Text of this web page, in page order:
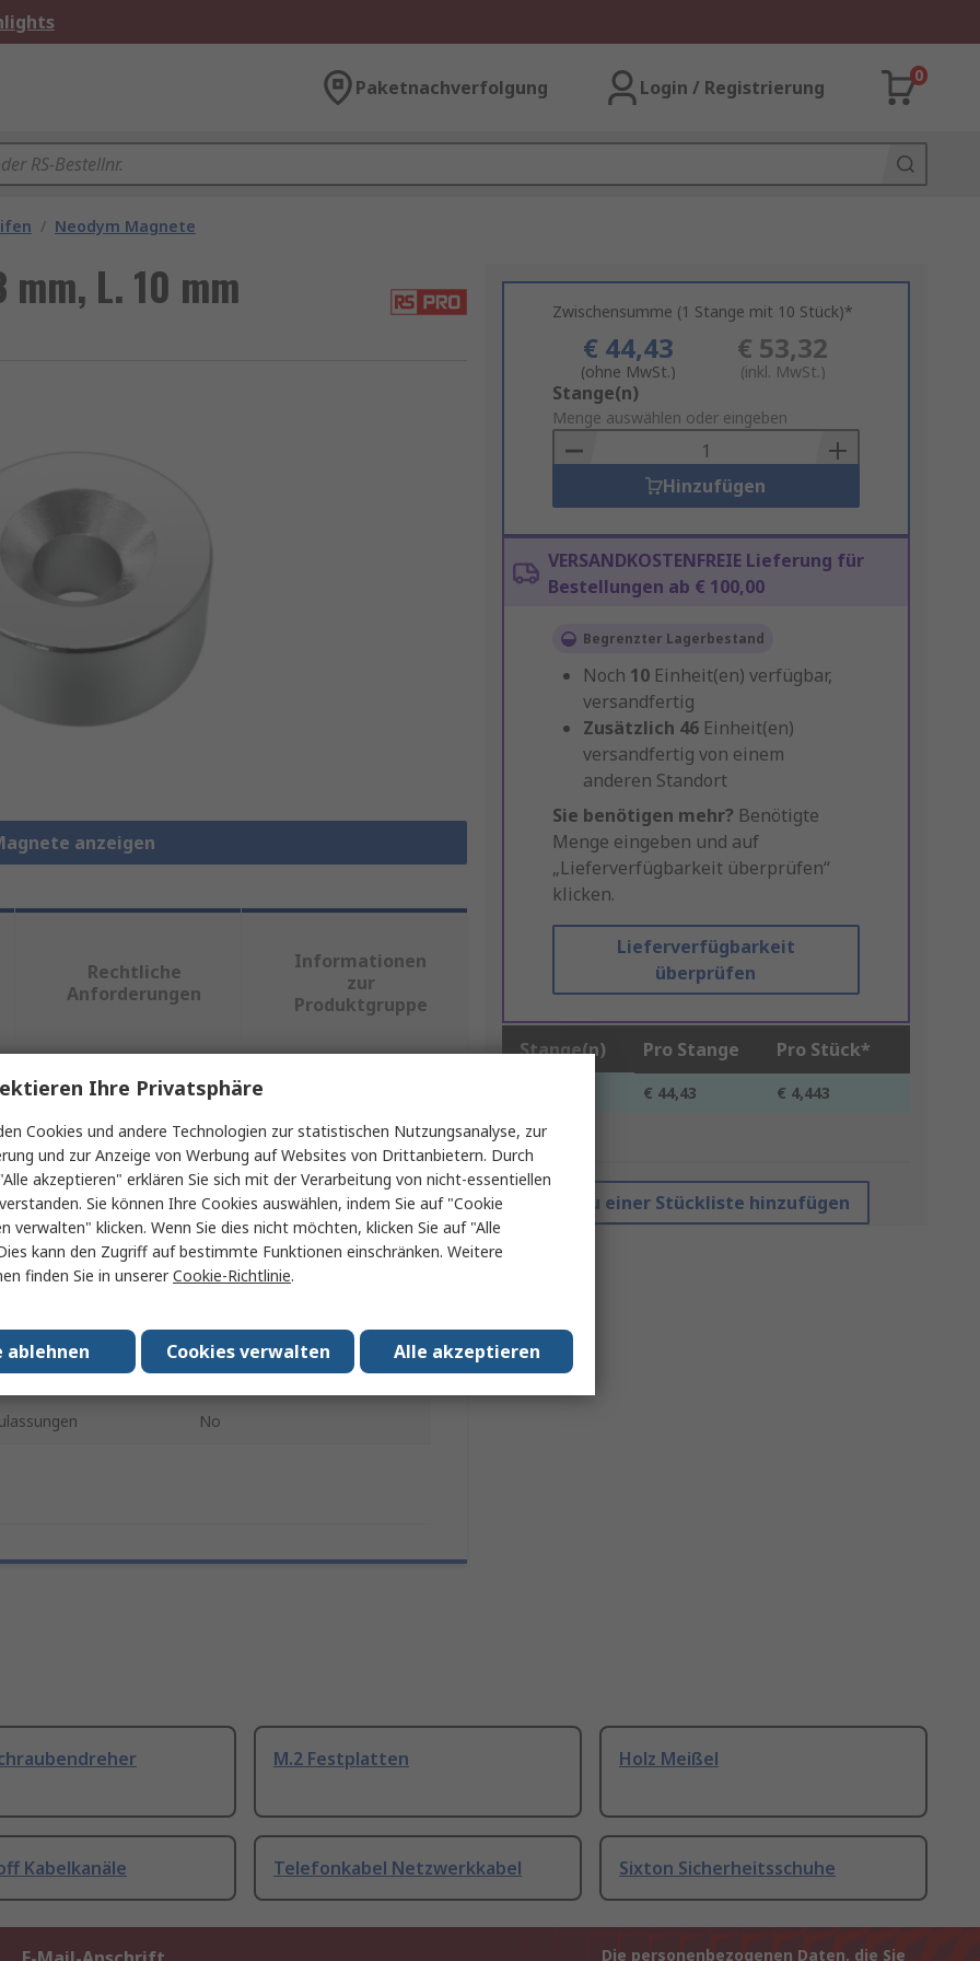
Paketnachverfolgung Login / Registrierung
0
/ Neodym Magnete
mm, L. 10 mm
anzeigen
Zwischensumme (1 Stange mit 10 Stück)*
€ 44,43
(ohne MwSt.)
€ 53,32
(inkl. MwSt.)
Add
to
Basket
Stange(n)
Menge auswählen oder eingeben
Hinzufügen
VERSANDKOSTENFREIE Lieferung für
Bestellungen ab € 100,00
Begrenzter Lagerbestand
Noch 10 Einheit(en) verfügbar,
versandfertig
Zusätzlich 46 Einheit(en)
versandfertig von einem
anderen Standort
Sie benötigen mehr? Benötigte
Menge eingeben und auf
„Lieferverfügbarkeit überprüfen“
klicken.
Lieferverfügbarkeit
überprüfen
Stange(n) Pro Stange Pro Stück*
€ 44,43 € 4,443
*Richtpreis
Zu einer Stückliste hinzufügen
Rechtliche
Anforderungen
Informationen
zur
Produktgruppe
oder mehrere Eigenschaften auswählen.
Wert
RS PRO
Neodym Magnet
3mm
10mm
Neodym-Eisen-Bor
No
M.2 Festplatten Holz Meißel
Kabelkanäle Telefonkabel Netzwerkkabel Sixton Sicherheitsschuhe
Die personenbezogenen Daten, die Sie
Ihre Privatsphäre
Cookies und andere Technologien zur statistischen Nutzungsanalyse, zur
und zur Anzeige von Werbung auf Websites von Drittanbietern. Durch
akzeptieren" erklären Sie sich mit der Verarbeitung von nicht-essentiellen
Sie können Ihre Cookies auswählen, indem Sie auf "Cookie
verwalten" klicken. Wenn Sie dies nicht möchten, klicken Sie auf "Alle
kann den Zugriff auf bestimmte Funktionen einschränken. Weitere
finden Sie in unsererCookie-Richtlinie.
Alle akzeptieren
Cookies verwalten
ablehnen